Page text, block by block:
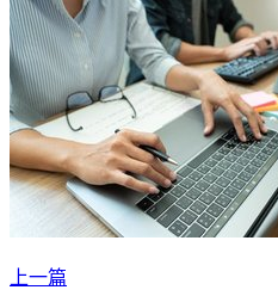
上一篇